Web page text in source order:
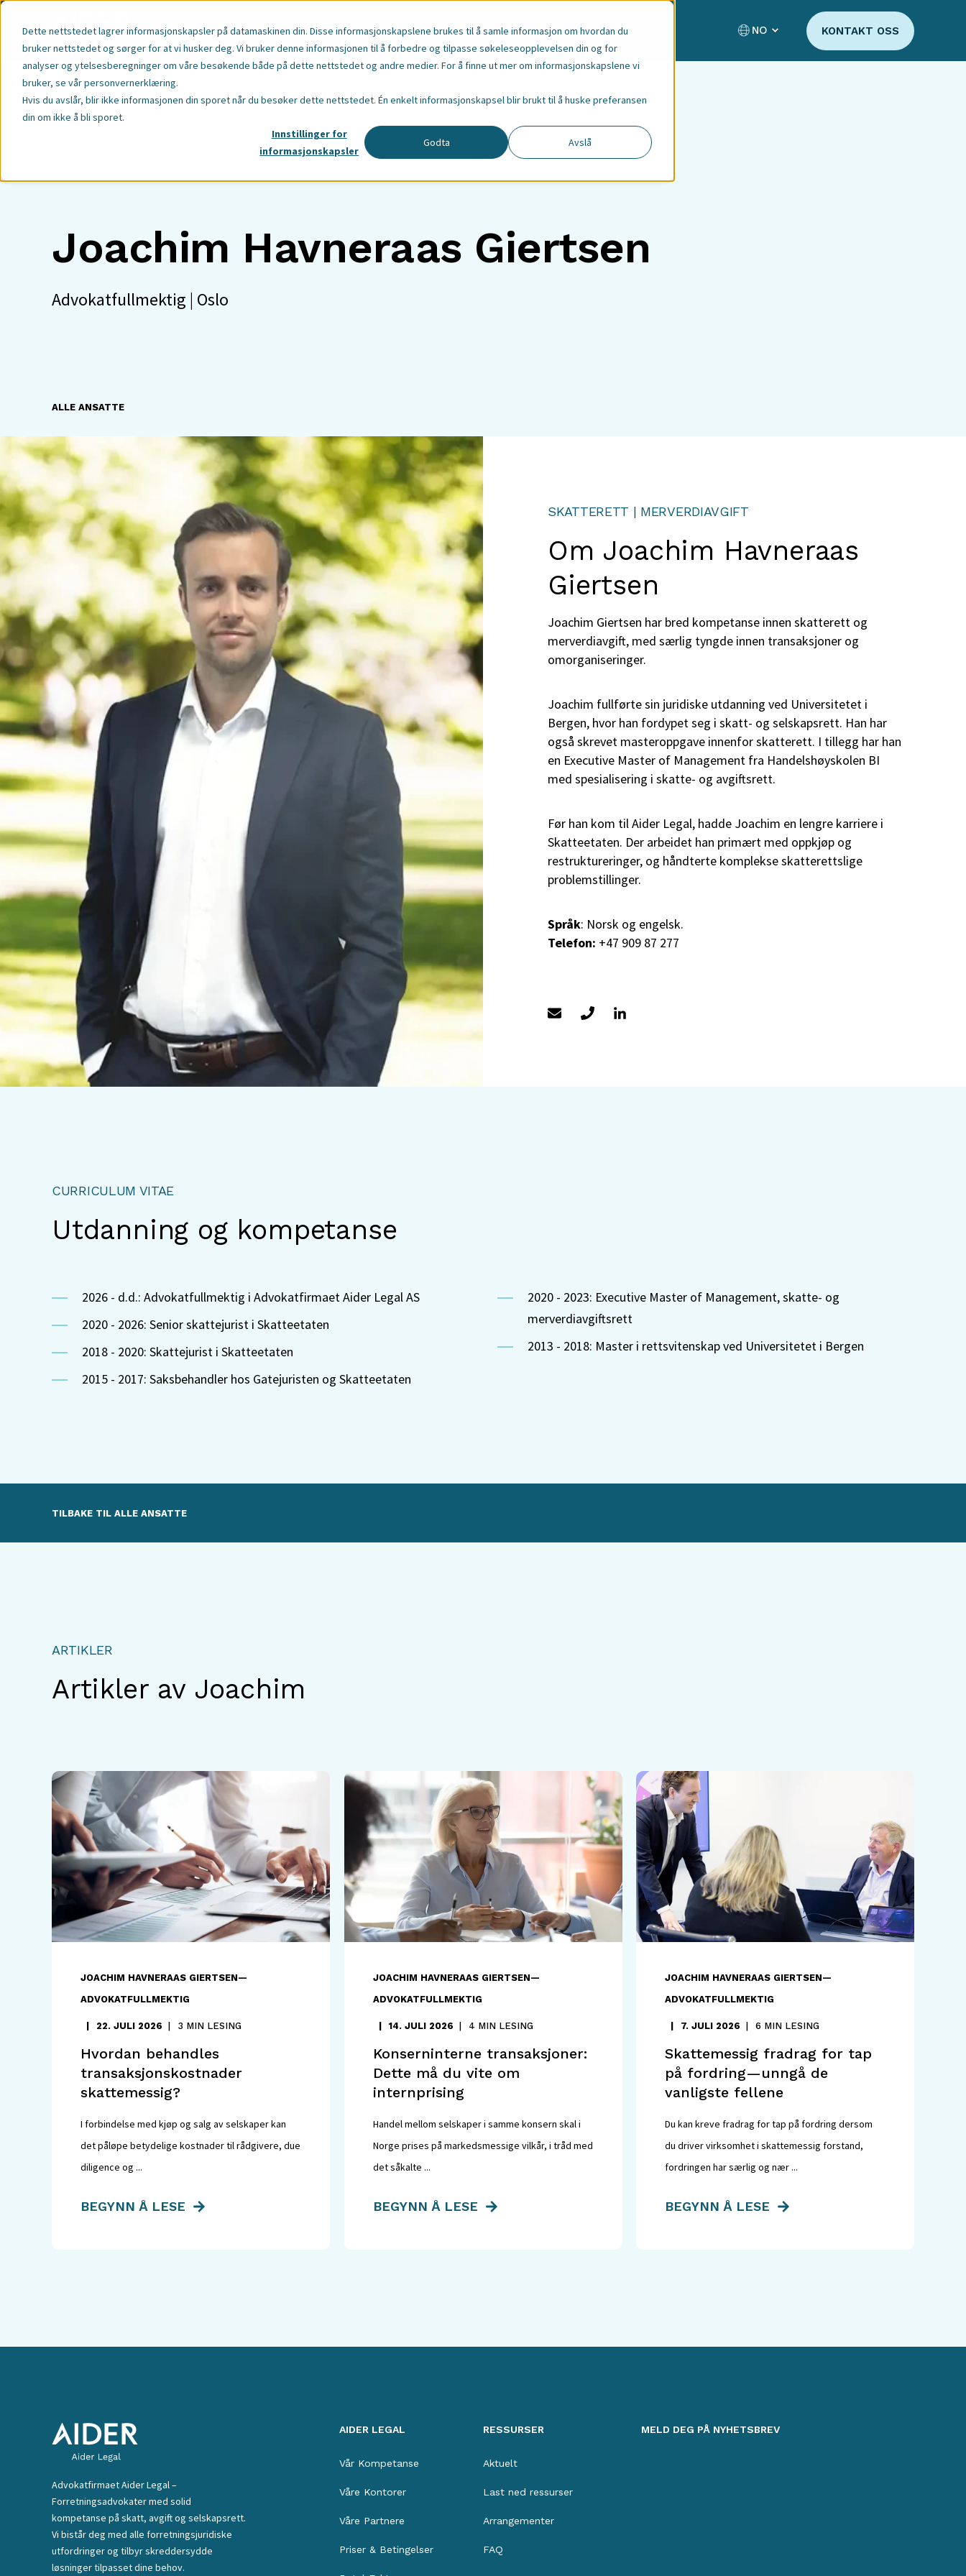
Dette nettstedet lagrer informasjonskapsler på datamaskinen din. Disse informasjonskapslene brukes til å samle informasjon om hvordan du
bruker nettstedet og sørger for at vi husker deg. Vi bruker denne informasjonen til å forbedre og tilpasse søkeleseopplevelsen din og for
analyser og ytelsesberegninger om våre besøkende både på dette nettstedet og andre medier. For å finne ut mer om informasjonskapslene vi
bruker, se vår personvernerklæring.
Hvis du avslår, blir ikke informasjonen din sporet når du besøker dette nettstedet. Én enkelt informasjonskapsel blir brukt til å huske preferansen
din om ikke å bli sporet.
Innstillinger for
informasjonskapsler
Godta Avslå
Vår Kompetanse Våre Ansatte Om Oss Ressurser Aktuelt NO KONTAKT OSS
Joachim Havneraas Giertsen
Advokatfullmektig | Oslo
ALLE ANSATTE
SKATTERETT | MERVERDIAVGIFT
Om Joachim Havneraas
Giertsen
Joachim Giertsen har bred kompetanse innen skatterett og
merverdiavgift, med særlig tyngde innen transaksjoner og
omorganiseringer.
Joachim fullførte sin juridiske utdanning ved Universitetet i
Bergen, hvor han fordypet seg i skatt- og selskapsrett. Han har
også skrevet masteroppgave innenfor skatterett. I tillegg har han
en Executive Master of Management fra Handelshøyskolen BI
med spesialisering i skatte- og avgiftsrett.
Før han kom til Aider Legal, hadde Joachim en lengre karriere i
Skatteetaten. Der arbeidet han primært med oppkjøp og
restruktureringer, og håndterte komplekse skatterettslige
problemstillinger.
Språk: Norsk og engelsk.
Telefon: +47 909 87 277
CURRICULUM VITAE
Utdanning og kompetanse
2026 - d.d.: Advokatfullmektig i Advokatfirmaet Aider Legal AS
2020 - 2026: Senior skattejurist i Skatteetaten
2018 - 2020: Skattejurist i Skatteetaten
2015 - 2017: Saksbehandler hos Gatejuristen og Skatteetaten
2020 - 2023: Executive Master of Management, skatte- og
merverdiavgiftsrett
2013 - 2018: Master i rettsvitenskap ved Universitetet i Bergen
TILBAKE TIL ALLE ANSATTE
ARTIKLER
Artikler av Joachim
JOACHIM HAVNERAAS GIERTSEN—
ADVOKATFULLMEKTIG
22. JULI 2026 3 MIN LESING
Hvordan behandles
transaksjonskostnader
skattemessig?
I forbindelse med kjøp og salg av selskaper kan
det påløpe betydelige kostnader til rådgivere, due
diligence og ...
BEGYNN Å LESE
JOACHIM HAVNERAAS GIERTSEN—
ADVOKATFULLMEKTIG
14. JULI 2026 4 MIN LESING
Konserninterne transaksjoner:
Dette må du vite om
internprising
Handel mellom selskaper i samme konsern skal i
Norge prises på markedsmessige vilkår, i tråd med
det såkalte ...
BEGYNN Å LESE
JOACHIM HAVNERAAS GIERTSEN—
ADVOKATFULLMEKTIG
7. JULI 2026 6 MIN LESING
Skattemessig fradrag for tap
på fordring—unngå de
vanligste fellene
Du kan kreve fradrag for tap på fordring dersom
du driver virksomhet i skattemessig forstand,
fordringen har særlig og nær ...
BEGYNN Å LESE
Advokatfirmaet Aider Legal –
Forretningsadvokater med solid
kompetanse på skatt, avgift og selskapsrett.
Vi bistår deg med alle forretningsjuridiske
utfordringer og tilbyr skreddersydde
løsninger tilpasset dine behov.
AIDER LEGAL
Vår Kompetanse
Våre Kontorer
Våre Partnere
Priser & Betingelser
RESSURSER
Aktuelt
Last ned ressurser
Arrangementer
FAQ
MELD DEG PÅ NYHETSBREV